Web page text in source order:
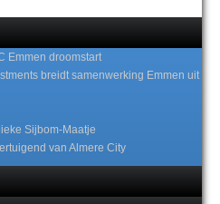
Emmen droomstart
breidt samenwerking Emmen uit
Sijbom-Maatje
van Almere City